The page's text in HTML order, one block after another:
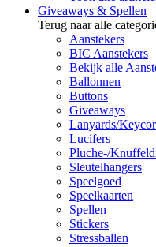
Giveaways & Spellen
Terug naar alle
Aanstekers
BIC Aanstekers
Bekijk alle
Ballonnen
Buttons
Giveaways
Lanyards/
Lucifers
Pluche-/
Sleutelhangers
Speelgoed
Speelkaarten
Spellen
Stickers
Stressballen